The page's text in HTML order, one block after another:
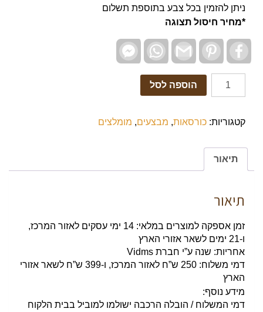
ניתן להזמין בכל צבע בתוספת תשלום
*מחיר חיסול תצוגה
Facebook
Pinterest
Gmail
WhatsApp
Facebook
Messenger
הוספה לסל
קטגוריות: כורסאות, מבצעים, מומלצים
תיאור
תיאור
זמן אספקה למוצרים במלאי: 14 ימי עסקים לאזור המרכז,
ו-21 ימים לשאר אזורי הארץ
אחריות: שנה ע”י חברת Vidms
דמי משלוח: 250 ש”ח לאזור המרכז, ו-399 ש”ח לשאר אזורי
הארץ
מידע נוסף:
דמי המשלוח / הובלה הרכבה ישולמו למוביל בבית הלקוח